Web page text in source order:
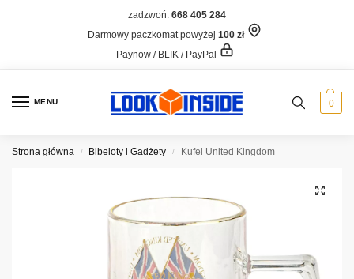
zadzwoń: 668 405 284
Darmowy paczkomat powyżej 100 zł
Paynow / BLIK / PayPal
MENU 0
Strona główna / Bibeloty i Gadżety / Kufel United Kingdom